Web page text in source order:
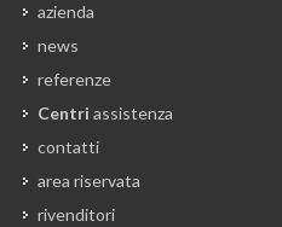
azienda
news
referenze
Centri assistenza
contatti
area riservata
rivenditori